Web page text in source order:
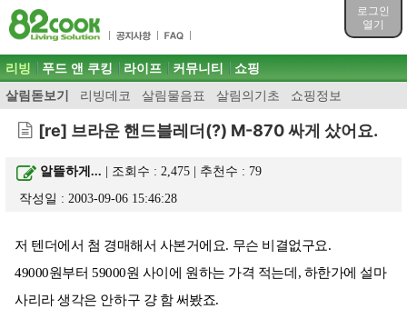
로그인
열기
목차
주메뉴 바로가기
컨텐츠 바로가기
검색 바로가기
로그인 바로가기
주메뉴
리빙
살림돋보기 리빙데코 살림물음표 살림의기초 쇼핑정보
푸드 앤 쿠킹 라이프 커뮤니티 쇼핑
[re] 브라운 핸드블레더(?) M-870 싸게 샀어요.
알뜰하게... | 조회수 : 2,475 | 추천수 : 79
작성일 : 2003-09-06 15:46:28
저 텐더에서 첨 경매해서 사본거에요. 무슨 비결없구요.
49000원부터 59000원 사이에 원하는 가격 적는데, 하한가에 설마
사리라 생각은 안하구 걍 함 써봤죠.